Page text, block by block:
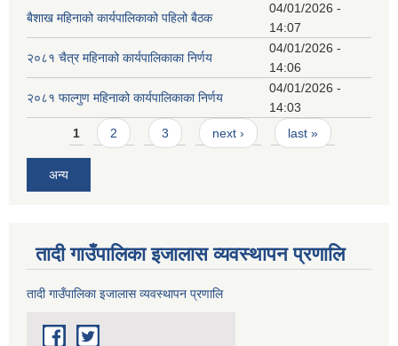
बैशाख महिनाको कार्यपालिकाको पहिलो बैठक
04/01/2026 -
14:07
२०८१ चैत्र महिनाको कार्यपालिकाका निर्णय
04/01/2026 -
14:06
२०८१ फाल्गुण महिनाको कार्यपालिकाका निर्णय
04/01/2026 -
14:03
Pages
1 2 3 next › last »
अन्य
तादी गाउँपालिका इजालास व्यवस्थापन प्रणालि
तादी गाउँपालिका इजालास व्यवस्थापन प्रणालि